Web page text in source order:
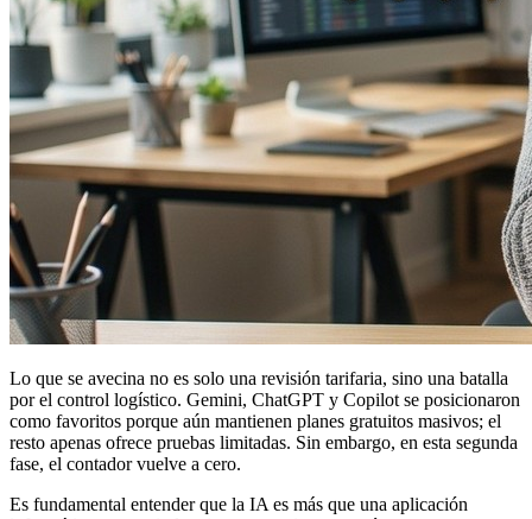
Lo que se avecina no es solo una revisión tarifaria, sino una batalla
por el control logístico. Gemini, ChatGPT y Copilot se posicionaron
como favoritos porque aún mantienen planes gratuitos masivos; el
resto apenas ofrece pruebas limitadas. Sin embargo, en esta segunda
fase, el contador vuelve a cero.
Es fundamental entender que la IA es más que una aplicación